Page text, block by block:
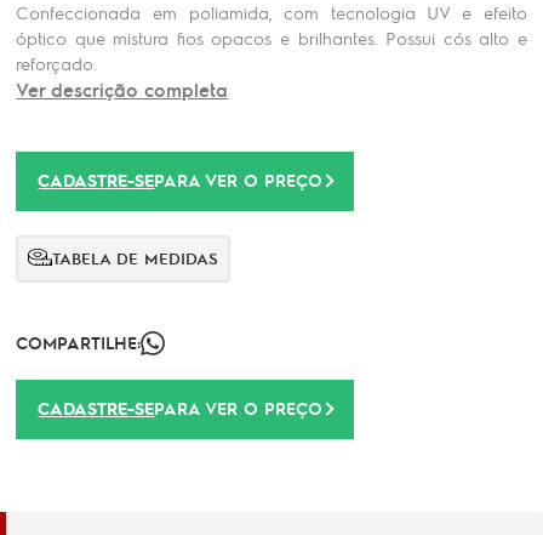
Confeccionada em poliamida, com tecnologia UV e efeito
óptico que mistura fios opacos e brilhantes. Possui cós alto e
reforçado.
Ver descrição completa
CADASTRE-SEPARA VER O PREÇO
TABELA DE MEDIDAS
COMPARTILHE:
CADASTRE-SEPARA VER O PREÇO